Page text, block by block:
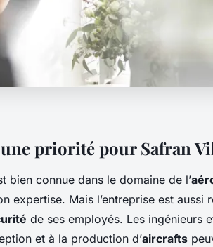
priorité pour Safran
bien connue dans le domaine de l’
expertise. Mais l’entreprise est aussi
de ses employés. Les ingénieurs
et à la production d’aircrafts